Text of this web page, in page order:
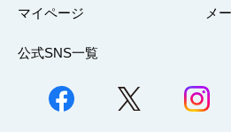
マイページ メ
公式SNS一覧